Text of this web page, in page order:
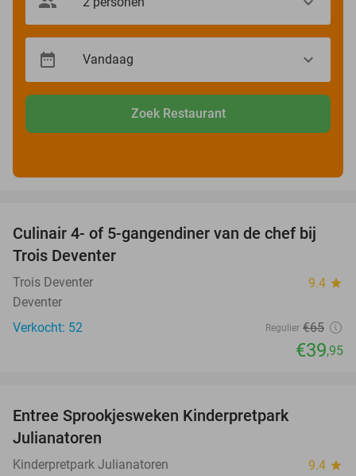
Zoek Restaurant
39%
Culinair 4- of 5-gangendiner van de chef bij
Trois Deventer
Trois Deventer 9.4 star
Deventer
Verkocht: 52
Regulier €65
€39,95
Entree Sprookjesweken Kinderpretpark
Julianatoren
Kinderpretpark Julianatoren 9.4 star